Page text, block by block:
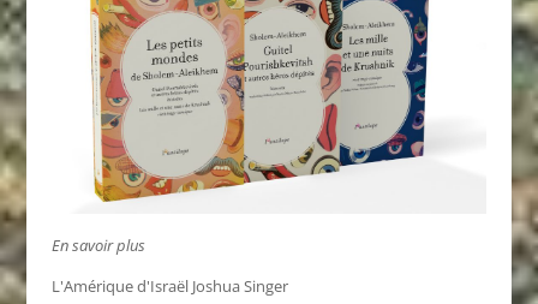
En savoir plus
L'Amérique d'Israël Joshua Singer